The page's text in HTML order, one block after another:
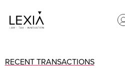
Search for:
RECENT TRANSACTIONS